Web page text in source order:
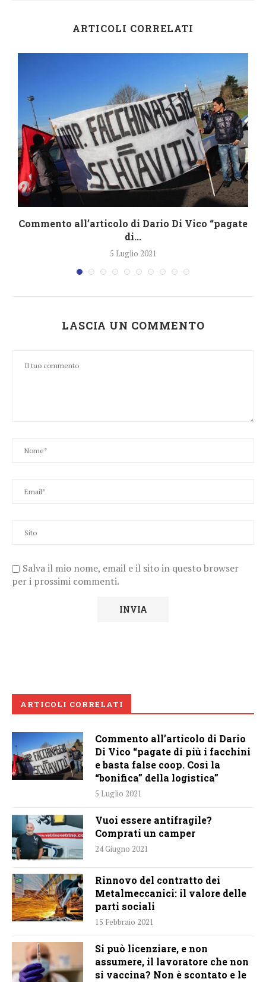
ARTICOLI CORRELATI
Commento all’articolo di Dario Di Vico “pagate
di...
5 Luglio 2021
LASCIA UN COMMENTO
Salva il mio nome, email e il sito in questo browser
per i prossimi commenti.
ARTICOLI CORRELATI
Commento all’articolo di Dario
Di Vico “pagate di più i facchini
e basta false coop. Così la
“bonifica” della logistica”
5 Luglio 2021
Vuoi essere antifragile?
Comprati un camper
24 Giugno 2021
Rinnovo del contratto dei
Metalmeccanici: il valore delle
parti sociali
15 Febbraio 2021
Si può licenziare, e non
assumere, il lavoratore che non
si vaccina? Non è scontato e le